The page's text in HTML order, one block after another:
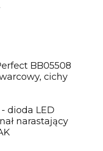
BB05508
cichy
- dioda LED
narastający